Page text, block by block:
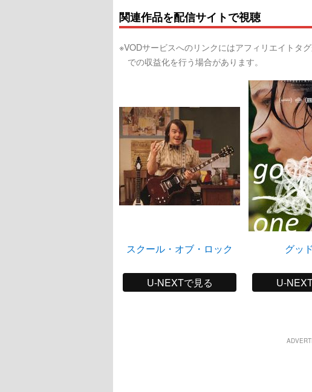
関連作品を配信サイトで視聴
※VODサービスへのリンクにはアフィリエイトタ
での収益化を行う場合があります。
スクール・オブ・ロック
U-NEXTで見る
グッ
U-